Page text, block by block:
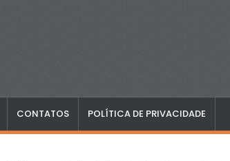
CONTATOS POLÍTICA DE PRIVACIDADE